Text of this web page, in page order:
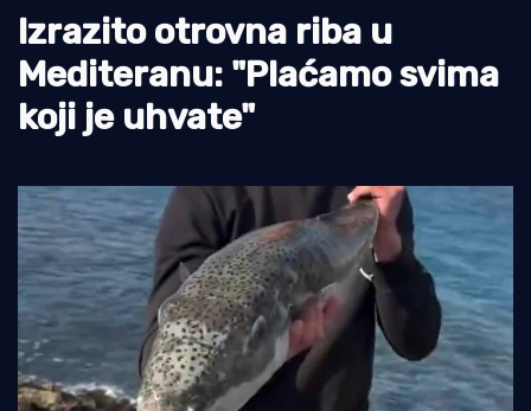
Pomorstvo
Ribolov
Ekologija
Izrazito otrovna riba u
Mediteranu: "Plaćamo svima
koji je uhvate"